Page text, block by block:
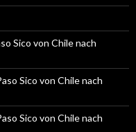
Sico von Chile nach
Sico von Chile nach
Sico von Chile nach